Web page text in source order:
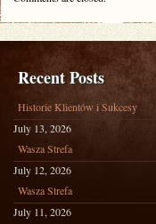
Recent Posts
Historie Klientów i Sukcesy
July 13, 2026
Wasza Strefa
July 12, 2026
Wasza Strefa
July 11, 2026